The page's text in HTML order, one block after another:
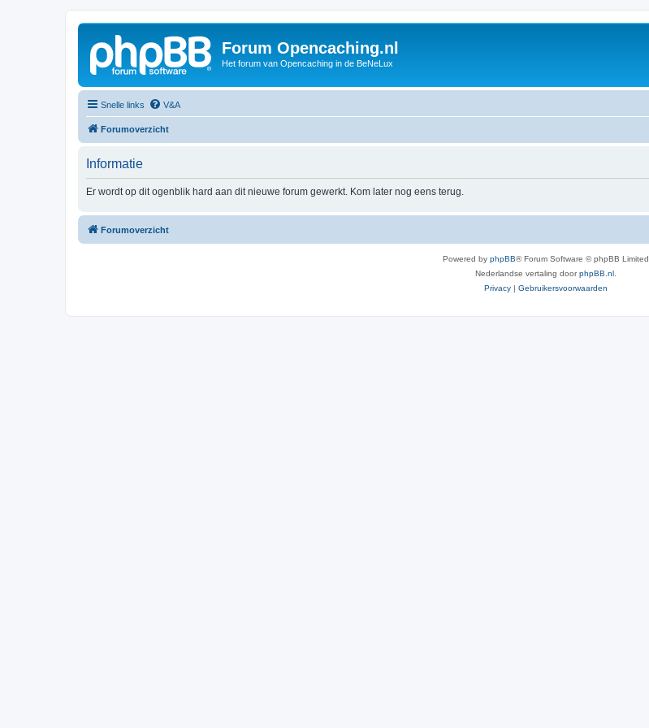
Forum Opencaching.nl
Het forum van Opencaching in de BeNeLux
Snelle links V&A
Forumoverzicht
Informatie
Er wordt op dit ogenblik hard aan dit nieuwe forum gewerkt. Kom later nog eens terug.
Forumoverzicht
Powered by phpBB® Forum Software © phpBB Limited
Nederlandse vertaling doorphpBB.nl
Privacy | Gebruikersvoorwaarden